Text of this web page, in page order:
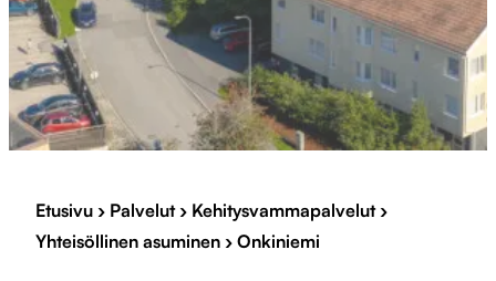
Etusivu › Palvelut› Kehitysvammapalvelut›
Yhteisöllinen asuminen › Onkiniemi